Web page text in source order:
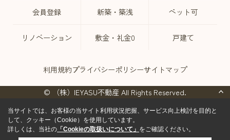
会員登録 新築・築浅 ペット可
リノベーション 敷金・礼金0 戸建て
利用規約プライバシーポリシーサイトマップ
© （株）IEYASU不動産 All Rights Reserved.
当サイトでは、お客様の当サイト利用状況把握、サービス向上検討を目的と
して、クッキー（Cookie）を使用しています。
詳しくは、当社の 「Cookieの取扱いについて」 をご確認ください。